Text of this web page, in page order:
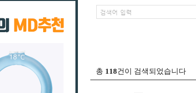
총 118건이 검색되었습니다